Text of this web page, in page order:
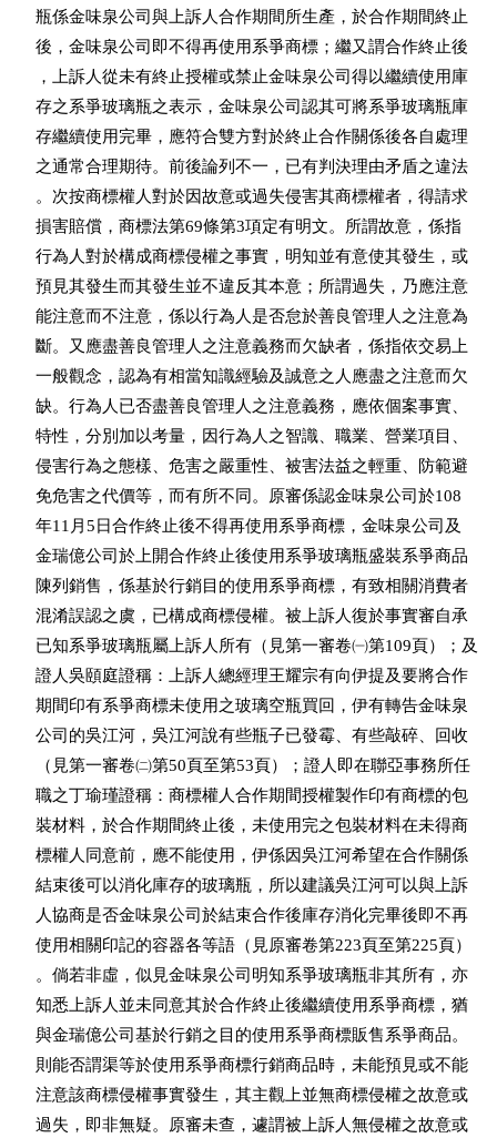
    瓶係金味泉公司與上訴人合作期間所生產，於合作期間終止
    後，金味泉公司即不得再使用系爭商標；繼又謂合作終止後
    ，上訴人從未有終止授權或禁止金味泉公司得以繼續使用庫
    存之系爭玻璃瓶之表示，金味泉公司認其可將系爭玻璃瓶庫
    存繼續使用完畢，應符合雙方對於終止合作關係後各自處理
    之通常合理期待。前後論列不一，已有判決理由矛盾之違法
    。次按商標權人對於因故意或過失侵害其商標權者，得請求
    損害賠償，商標法第69條第3項定有明文。所謂故意，係指
    行為人對於構成商標侵權之事實，明知並有意使其發生，或
    預見其發生而其發生並不違反其本意；所謂過失，乃應注意
    能注意而不注意，係以行為人是否怠於善良管理人之注意為
    斷。又應盡善良管理人之注意義務而欠缺者，係指依交易上
    一般觀念，認為有相當知識經驗及誠意之人應盡之注意而欠
    缺。行為人已否盡善良管理人之注意義務，應依個案事實、
    特性，分別加以考量，因行為人之智識、職業、營業項目、
    侵害行為之態樣、危害之嚴重性、被害法益之輕重、防範避
    免危害之代價等，而有所不同。原審係認金味泉公司於108
    年11月5日合作終止後不得再使用系爭商標，金味泉公司及
    金瑞億公司於上開合作終止後使用系爭玻璃瓶盛裝系爭商品
    陳列銷售，係基於行銷目的使用系爭商標，有致相關消費者
    混淆誤認之虞，已構成商標侵權。被上訴人復於事實審自承
    已知系爭玻璃瓶屬上訴人所有（見第一審卷㈠第109頁）；及
    證人吳頤庭證稱：上訴人總經理王耀宗有向伊提及要將合作
    期間印有系爭商標未使用之玻璃空瓶買回，伊有轉告金味泉
    公司的吳江河，吳江河說有些瓶子已發霉、有些敲碎、回收
    （見第一審卷㈡第50頁至第53頁）；證人即在聯亞事務所任
    職之丁瑜瑾證稱：商標權人合作期間授權製作印有商標的包
    裝材料，於合作期間終止後，未使用完之包裝材料在未得商
    標權人同意前，應不能使用，伊係因吳江河希望在合作關係
    結束後可以消化庫存的玻璃瓶，所以建議吳江河可以與上訴
    人協商是否金味泉公司於結束合作後庫存消化完畢後即不再
    使用相關印記的容器各等語（見原審卷第223頁至第225頁）
    。倘若非虛，似見金味泉公司明知系爭玻璃瓶非其所有，亦
    知悉上訴人並未同意其於合作終止後繼續使用系爭商標，猶
    與金瑞億公司基於行銷之目的使用系爭商標販售系爭商品。
    則能否謂渠等於使用系爭商標行銷商品時，未能預見或不能
    注意該商標侵權事實發生，其主觀上並無商標侵權之故意或
    過失，即非無疑。原審未查，遽謂被上訴人無侵權之故意或